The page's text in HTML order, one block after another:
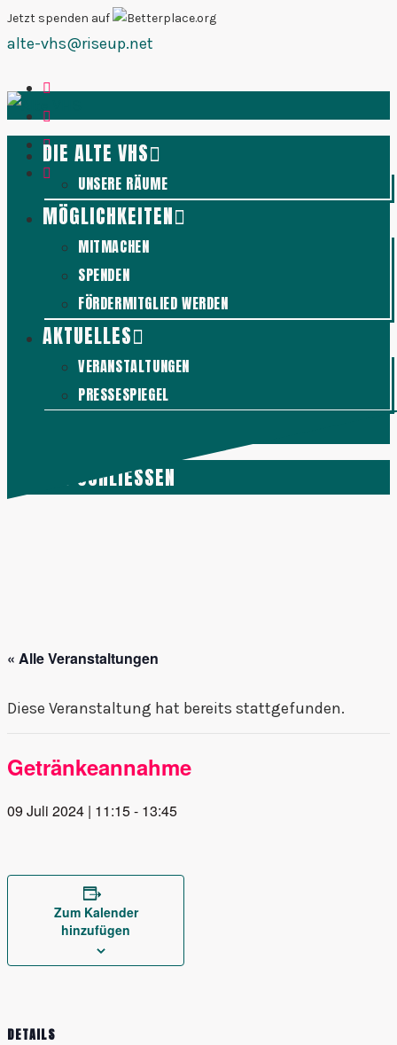
Zum
Inhalt
Jetzt spenden auf
alte-vhs@riseup.net
DIE ALTE VHS
UNSERE RÄUME
MÖGLICHKEITEN
MITMACHEN
SPENDEN
FÖRDERMITGLIED WERDEN
AKTUELLES
VERANSTALTUNGEN
PRESSESPIEGEL
MENÜ SCHLIESSEN
« Alle Veranstaltungen
Diese Veranstaltung hat bereits stattgefunden.
Getränkeannahme
09 Juli 2024 | 11:15- 13:45
Zum Kalender
hinzufügen
DETAILS